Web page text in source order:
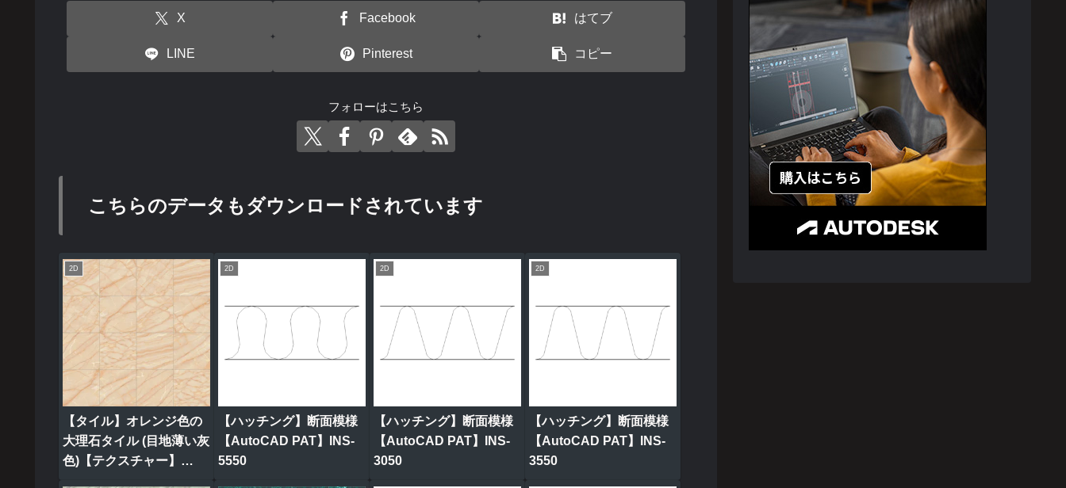
X Facebook はてブ
LINE Pinterest コピー
フォローはこちら
こちらのデータもダウンロードされています
2D
【タイル】オレンジ色の
大理石タイル (目地薄い灰
色)【テクスチャー】
2D
【ハッチング】断面模様
【AutoCAD PAT】INS-
5550
2D
【ハッチング】断面模様
【AutoCAD PAT】INS-
3050
2D
【ハッチング】断面模様
【AutoCAD PAT】INS-
3550